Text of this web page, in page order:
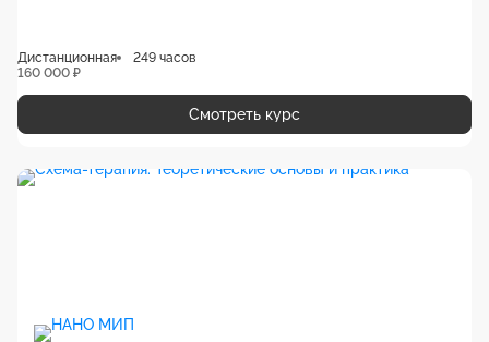
Дистанционная
249 часов
160 000 ₽
Смотреть курс